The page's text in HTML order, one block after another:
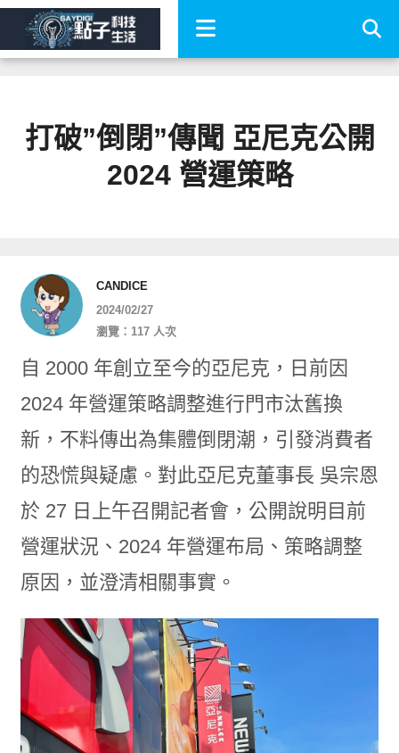
打破”倒閉”傳聞 亞尼克公開
2024 營運策略
CANDICE
2024/02/27
瀏覽：117 人次
自 2000 年創立至今的亞尼克，日前因
2024 年營運策略調整進行門市汰舊換
新，不料傳出為集體倒閉潮，引發消費者
的恐慌與疑慮。對此亞尼克董事長 吳宗恩
於 27 日上午召開記者會，公開說明目前
營運狀況、2024 年營運布局、策略調整
原因，並澄清相關事實。